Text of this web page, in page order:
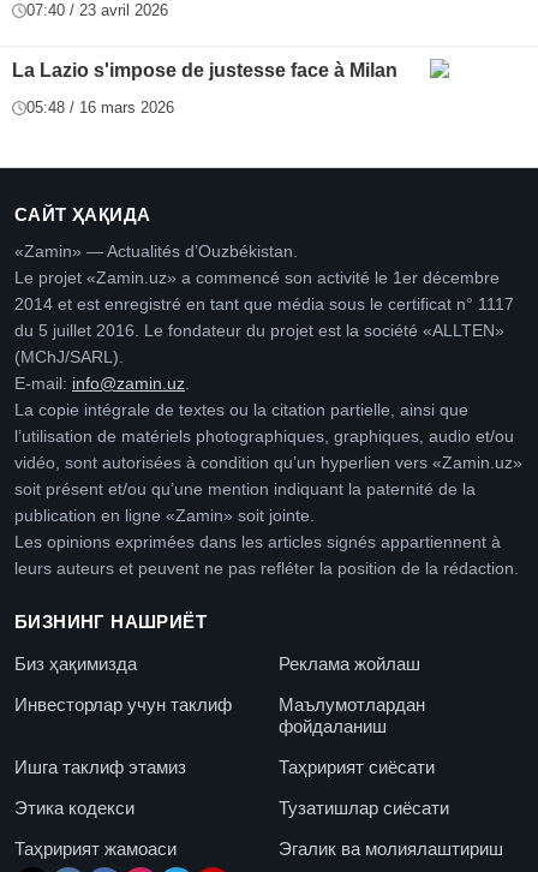
07:40 / 23 avril 2026
La Lazio s'impose de justesse face à Milan
05:48 / 16 mars 2026
САЙТ ҲАҚИДА
«Zamin» — Actualités d’Ouzbékistan.
Le projet «Zamin.uz» a commencé son activité le 1er décembre
2014 et est enregistré en tant que média sous le certificat n° 1117
du 5 juillet 2016. Le fondateur du projet est la société «ALLTEN»
(MChJ/SARL).
E-mail: info@zamin.uz.
La copie intégrale de textes ou la citation partielle, ainsi que
l’utilisation de matériels photographiques, graphiques, audio et/ou
vidéo, sont autorisées à condition qu’un hyperlien vers «Zamin.uz»
soit présent et/ou qu’une mention indiquant la paternité de la
publication en ligne «Zamin» soit jointe.
Les opinions exprimées dans les articles signés appartiennent à
leurs auteurs et peuvent ne pas refléter la position de la rédaction.
БИЗНИНГ НАШРИЁТ
Биз ҳақимизда
Реклама жойлаш
Инвесторлар учун таклиф
Маълумотлардан
фойдаланиш
Ишга таклиф этамиз
Таҳририят сиёсати
Этика кодекси
Тузатишлар сиёсати
Таҳририят жамоаси
Эгалик ва молиялаштириш